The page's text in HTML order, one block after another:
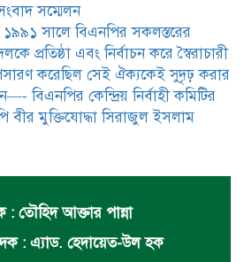
সম্মেলন
১৯৯১ সালে বিএনপির সকলস্তরের
প্রতিষ্ঠা এবং নির্বাচন করে স্বৈরাচারী
করেছিল সেই ঐক্যকেই সুদৃঢ় করার
বিএনপির কেন্দ্রিয় নির্বাহী কমিটির
বীর মুক্তিযোদ্ধা সিরাজুল ইসলাম
: তৌহিদ আক্তার পান্না
: এ্যাড. হেদায়েত-উল হক